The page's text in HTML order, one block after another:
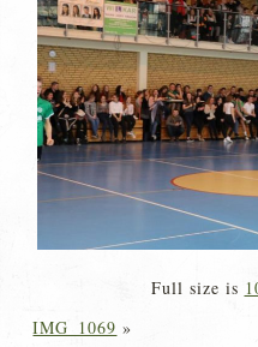
Full size is
IMG_1069 »